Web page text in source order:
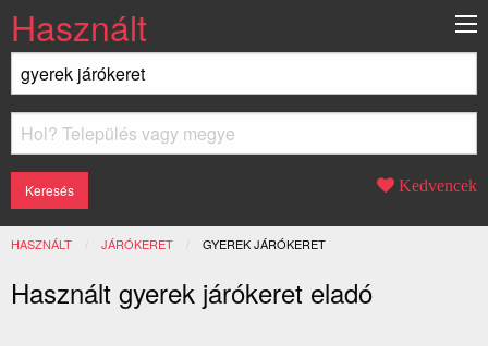
Használt
Kedvencek
HASZNÁLT JÁRÓKERET JELENLEGI:
GYEREK JÁRÓKERET
Használt gyerek járókeret eladó